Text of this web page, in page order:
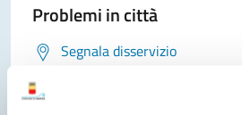
Problemi in città
Segnala disservizio